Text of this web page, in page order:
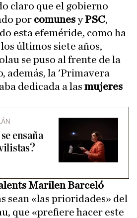
claro que el gobierno
por comunesyPSC,
esta efeméride, como ha
últimos siete años,
se puso al frente de la
además, la 'Primavera
dedicada a las mujeres
ensaña
Marilen Barceló
sean «las prioridades» del
que «prefiere hacer este